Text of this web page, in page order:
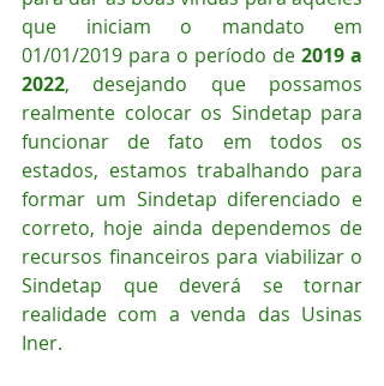
que iniciam o mandato em
01/01/2019 para o período de 2019 a
2022, desejando que possamos
realmente colocar os Sindetap para
funcionar de fato em todos os
estados, estamos trabalhando para
formar um Sindetap diferenciado e
correto, hoje ainda dependemos de
recursos financeiros para viabilizar o
Sindetap que deverá se tornar
realidade com a venda das Usinas
Iner.